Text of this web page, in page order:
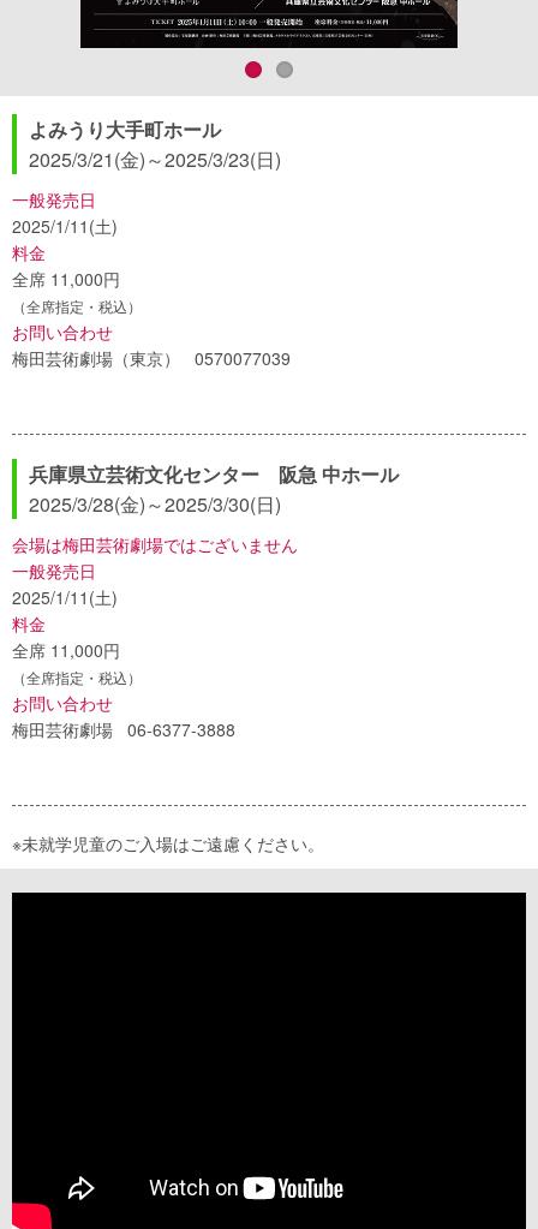
よみうり大手町ホール
2025/3/21(金)～2025/3/23(日)
一般発売日
2025/1/11(土)
料金
全席 11,000円
（全席指定・税込）
お問い合わせ
梅田芸術劇場（東京） 0570077039
兵庫県立芸術文化センター 阪急 中ホール
2025/3/28(金)～2025/3/30(日)
会場は梅田芸術劇場ではございません
一般発売日
2025/1/11(土)
料金
全席 11,000円
（全席指定・税込）
お問い合わせ
梅田芸術劇場 06-6377-3888
※未就学児童のご入場はご遠慮ください。